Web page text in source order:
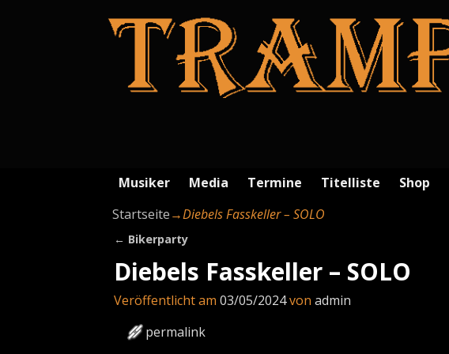
Musiker Media Termine Titelliste Shop
Startseite→Diebels Fasskeller – SOLO
← Bikerparty
Diebels Fasskeller – SOLO
Veröffentlicht am 03/05/2024von admin
permalink